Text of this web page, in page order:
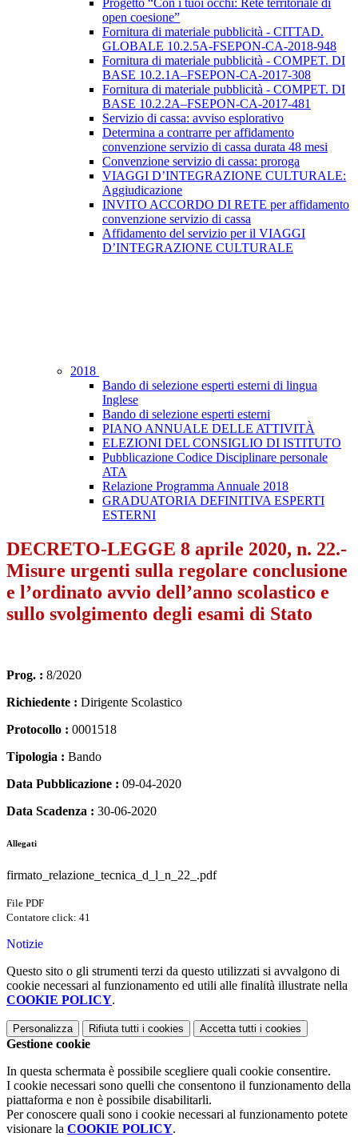
Progetto “Con i tuoi occhi: Rete territoriale di
open coesione”
Fornitura di materiale pubblicità - CITTAD.
GLOBALE 10.2.5A-FSEPON-CA-2018-948
Fornitura di materiale pubblicità - COMPET. DI
BASE 10.2.1A–FSEPON-CA-2017-308
Fornitura di materiale pubblicità - COMPET. DI
BASE 10.2.2A–FSEPON-CA-2017-481
Servizio di cassa: avviso esplorativo
Determina a contrarre per affidamento
convenzione servizio di cassa durata 48 mesi
Convenzione servizio di cassa: proroga
VIAGGI D’INTEGRAZIONE CULTURALE:
Aggiudicazione
INVITO ACCORDO DI RETE per affidamento
convenzione servizio di cassa
Affidamento del servizio per il VIAGGI
D’INTEGRAZIONE CULTURALE
2018
Bando di selezione esperti esterni di lingua
Inglese
Bando di selezione esperti esterni
PIANO ANNUALE DELLE ATTIVITÀ
ELEZIONI DEL CONSIGLIO DI ISTITUTO
Pubblicazione Codice Disciplinare personale
ATA
Relazione Programma Annuale 2018
GRADUATORIA DEFINITIVA ESPERTI
ESTERNI
DECRETO-LEGGE 8 aprile 2020, n. 22.-
Misure urgenti sulla regolare conclusione
e l’ordinato avvio dell’anno scolastico e
sullo svolgimento degli esami di Stato
Prog. : 8/2020
Richiedente : Dirigente Scolastico
Protocollo : 0001518
Tipologia : Bando
Data Pubblicazione : 09-04-2020
Data Scadenza : 30-06-2020
Allegati
firmato_relazione_tecnica_d_l_n_22_.pdf
File PDF
Contatore click: 41
Notizie
Questo sito o gli strumenti terzi da questo utilizzati si avvalgono di
cookie necessari al funzionamento ed utili alle finalità illustrate nella
COOKIE POLICY.
Personalizza Rifiuta tutti i cookies Accetta tutti i cookies
Gestione cookie
In questa schermata è possibile scegliere quali cookie consentire.
I cookie necessari sono quelli che consentono il funzionamento della
piattaforma e non è possibile disabilitarli.
Per conoscere quali sono i cookie necessari al funzionamento potete
visionare la COOKIE POLICY.